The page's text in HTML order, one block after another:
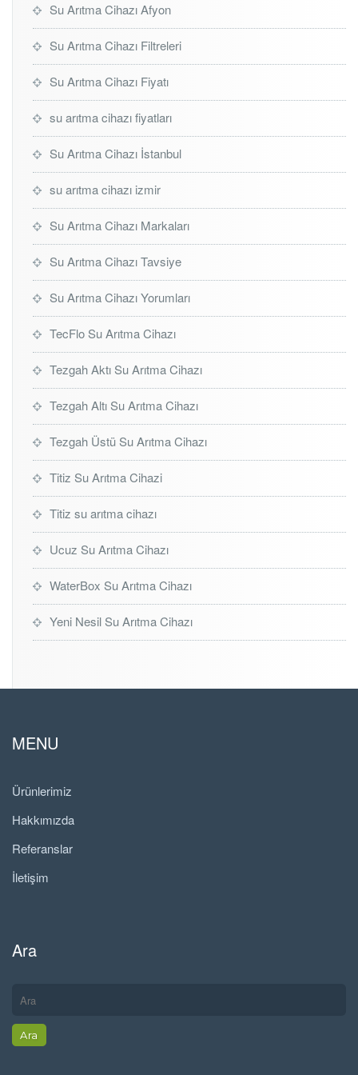
Su Arıtma Cihazı Afyon
Su Arıtma Cihazı Filtreleri
Su Arıtma Cihazı Fiyatı
su arıtma cihazı fiyatları
Su Arıtma Cihazı İstanbul
su arıtma cihazı izmir
Su Arıtma Cihazı Markaları
Su Arıtma Cihazı Tavsiye
Su Arıtma Cihazı Yorumları
TecFlo Su Arıtma Cihazı
Tezgah Aktı Su Arıtma Cihazı
Tezgah Altı Su Arıtma Cihazı
Tezgah Üstü Su Arıtma Cihazı
Titiz Su Arıtma Cihazi
Titiz su arıtma cihazı
Ucuz Su Arıtma Cihazı
WaterBox Su Arıtma Cihazı
Yeni Nesil Su Arıtma Cihazı
MENU
Ürünlerimiz
Hakkımızda
Referanslar
İletişim
Ara